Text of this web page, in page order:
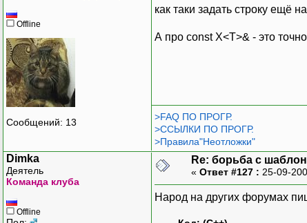
Offline
Сообщений: 13
как таки задать строку ещё
А про const X<T>& - это
>FAQ ПО ПРОГР.
>ССЫЛКИ ПО ПРОГР.
>Правила"Неотложки"
Dimka
Деятель
Команда клуба
Offline
Re: борьба с
« Ответ #127 : 25-09-
Народ на других форумах